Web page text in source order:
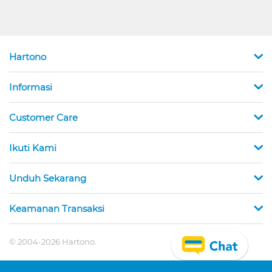
Hartono
Informasi
Customer Care
Ikuti Kami
Unduh Sekarang
Keamanan Transaksi
© 2004-2026 Hartono.